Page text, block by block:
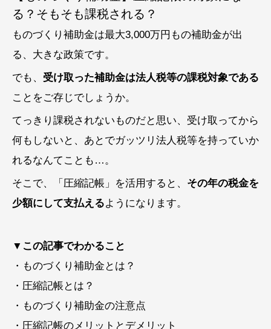
る？そもそも課税される？
ものづくり補助金は最大3,000万円もの補助金が出
る、大きな政策です。
でも、 受け取った補助金は法人税等の課税対象である
ことをご存じでしょうか。
てっきり課税されないものだと思い、受け取ってから
何もしないと、あとでガッツリ法人税等を持っていか
れるなんてことも…。
そこで、「圧縮記帳」を活用すると、 その年の税金を
少額にして支払えるようになります。
▼この記事でわかること
・ものづくり補助金とは？
・圧縮記帳とは？
・ものづくり補助金の注意点
・圧縮記帳のメリットとデメリット